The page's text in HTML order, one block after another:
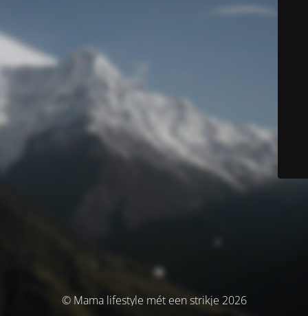
© Mama lifestyle mét een strikje 2026